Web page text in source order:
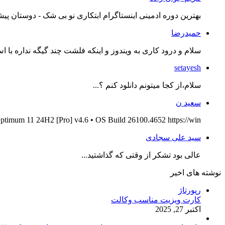
بهترین دوره ادمینی اینستاگرام ابتکاری نو بی شک - دوستان
حمیدرضا
سلام و درود کاری به ویندوز و اینکه فلشت چند گیگه نداره با
setayesh
سلام،از کجا میتونم دانلود کنم ؟...
سعید ن
11 24H2 [Pro] v4.6 • OS Build 26100.4652 https://win...
سید علی سجادی
عالی بود تشکر از وقتی که گذاشتید...
نوشته های اخیر
رپورتاژ
کارت ویزیت مناسب وکالت
اکتبر 27, 2025